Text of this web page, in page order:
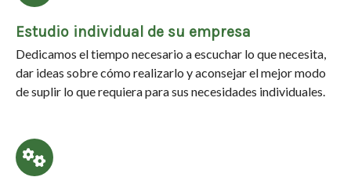
Estudio individual de su empresa
Dedicamos el tiempo necesario a escuchar lo que necesita,
dar ideas sobre cómo realizarlo y aconsejar el mejor modo
de suplir lo que requiera para sus necesidades individuales.